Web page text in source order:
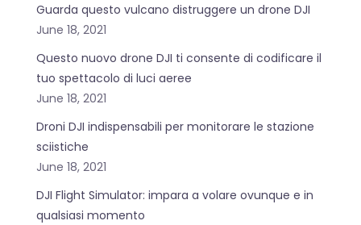
Guarda questo vulcano distruggere un drone DJI
June 18, 2021
Questo nuovo drone DJI ti consente di codificare il
tuo spettacolo di luci aeree
June 18, 2021
Droni DJI indispensabili per monitorare le stazione
sciistiche
June 18, 2021
DJI Flight Simulator: impara a volare ovunque e in
qualsiasi momento